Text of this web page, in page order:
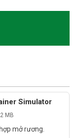
Simulator
MB
mở rương.